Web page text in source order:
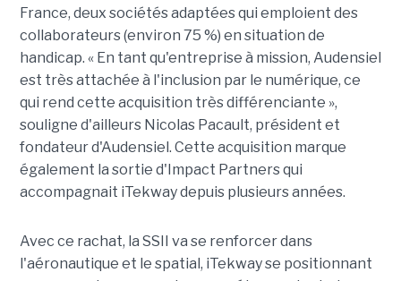
France, deux sociétés adaptées qui emploient des
collaborateurs (environ 75 %) en situation de
handicap. « En tant qu'entreprise à mission, Audensiel
est très attachée à l'inclusion par le numérique, ce
qui rend cette acquisition très différenciante »,
souligne d'ailleurs Nicolas Pacault, président et
fondateur d'Audensiel. Cette acquisition marque
également la sortie d'Impact Partners qui
accompagnait iTekway depuis plusieurs années.
Avec ce rachat, la SSII va se renforcer dans
l'aéronautique et le spatial, iTekway se positionnant